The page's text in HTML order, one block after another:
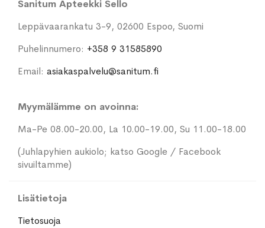
Sanitum Apteekki Sello
Leppävaarankatu 3-9, 02600 Espoo, Suomi
Puhelinnumero: +358 9 31585890
Email: asiakaspalvelu@sanitum.fi
Myymälämme on avoinna:
Ma-Pe 08.00-20.00, La 10.00-19.00, Su 11.00-18.00
(Juhlapyhien aukiolo; katso Google / Facebook
sivuiltamme)
Lisätietoja
Tietosuoja